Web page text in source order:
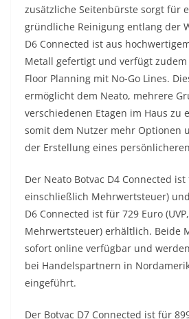
zusätzliche Seitenbürste sorgt für
gründliche Reinigung entlang der
D6 Connected ist aus
Metall gefertigt und verfügt
Floor Planning mit No-Go Lines.
ermöglicht dem Neato, mehrere
verschiedenen Etagen im Haus zu
somit dem Nutzer mehr Optionen
der Erstellung eines
Der Neato Botvac D4 Connected ist
einschließlich Mehrwertsteuer)
D6 Connected ist für 729 Euro
Mehrwertsteuer) erhältlich. Beide
sofort online verfügbar und
bei Handelspartnern in
eingeführt.
Der Botvac D7 Connected ist für